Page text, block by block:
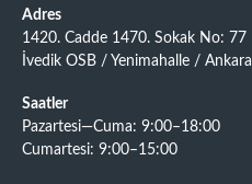
Adres
1420. Cadde 1470. Sokak No: 77
İvedik OSB / Yenimahalle / Ankara
Saatler
Pazartesi—Cuma: 9:00–18:00
Cumartesi: 9:00–15:00